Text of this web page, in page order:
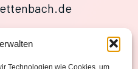
Technologien wie Cookies, um